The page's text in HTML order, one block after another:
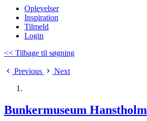
Oplevelser
Inspiration
Tilmeld
Login
<< Tilbage til søgning
Previous Next
Bunkermuseum Hanstholm